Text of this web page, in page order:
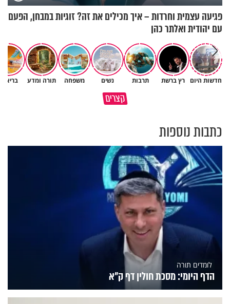
פגיעה עצמית וחרדות – איך מכילים את זה? זוגיות במבחן, הפעם
עם יהודית ואלתר כהן
חדשות היום רץ ברשת תרבות נשים משפחה תורה ומדע בריאות
קצריםברכה או קללה? הכל בידים שלנו
איך לשלוט בסיטואציה בצורה
כתבות נוספות
לומדים תורה
הדף היומי: מסכת חולין דף ק"א